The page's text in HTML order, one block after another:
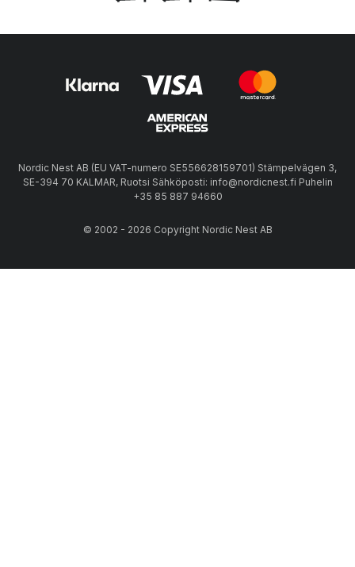
Nordic Nest AB (EU VAT-numero SE556628159701) Stämpelvägen 3,
SE-394 70 KALMAR, Ruotsi Sähköposti: info@nordicnest.fi Puhelin
+35 85 887 94660
© 2002 - 2026 Copyright Nordic Nest AB